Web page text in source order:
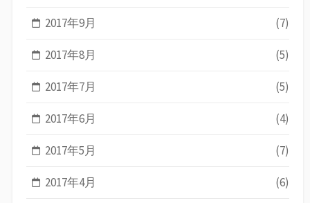
2017年9月 (7)
2017年8月 (5)
2017年7月 (5)
2017年6月 (4)
2017年5月 (7)
2017年4月 (6)